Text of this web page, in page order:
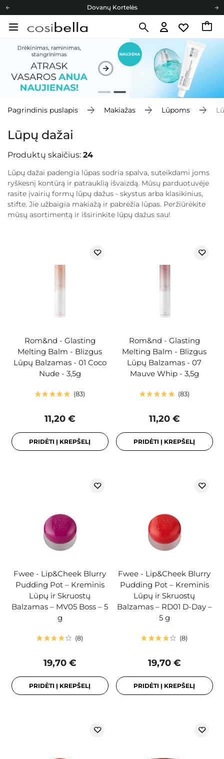
Cosibella lojalumo programa
Nemokamas pristatymas nuo 40,00 €
Dovanų Kortelės
Pagrindinis puslapis Makiažas Lūpoms
Lūpų dažai
Produktų skaičius: 24
Lūpų dažai padengia lūpas sodria spalva, suteikdami joms
ryškesnį kontūrą ir patrauklią išvaizdą. Mūsų parduotuvėje
rasite įvairių formų lūpų dažus - skystus arba klasikinius,
stifte. Jie užbaigia makiažą ir pabrėžia lūpas. Peržiūrėkite
mūsų asortimentą ir išsirinkite lūpų dažus sau!
Rom&nd - Glasting
Melting Balm - Blizgus
Lūpų Balzamas - 01 Coco
Nude - 3,5g
83
11,20 €
PRIDĖTI Į KREPŠELĮ
Rom&nd - Glasting
Melting Balm - Blizgus
Lūpų Balzamas - 07
Mauve Whip - 3,5g
83
11,20 €
PRIDĖTI Į KREPŠELĮ
Fwee - Lip&Cheek Blurry
Pudding Pot – Kreminis
Lūpų ir Skruostų
Balzamas – MV05 Boss – 5
g
8
19,70 €
PRIDĖTI Į KREPŠELĮ
Fwee - Lip&Cheek Blurry
Pudding Pot – Kreminis
Lūpų ir Skruostų
Balzamas – RD01 D-Day –
5 g
8
19,70 €
PRIDĖTI Į KREPŠELĮ